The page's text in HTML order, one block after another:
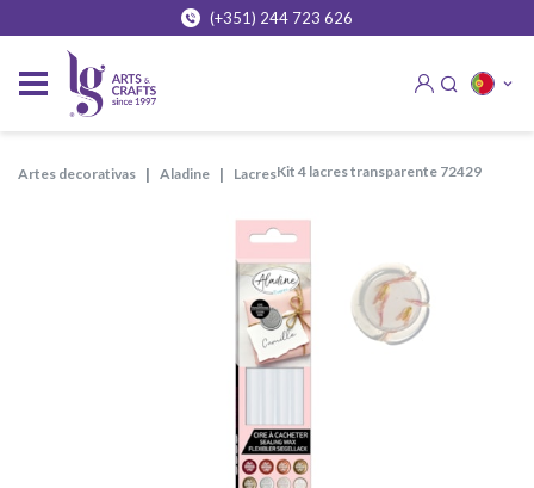
(+351) 244 723 626
artes decorativas aladine lacres kit 4 lacres transparente 72429